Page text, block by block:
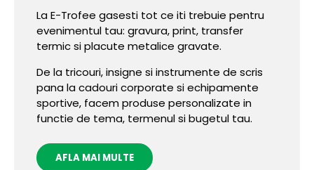
La E-Trofee gasesti tot ce iti trebuie pentru
evenimentul tau: gravura, print, transfer
termic si placute metalice gravate.
De la tricouri, insigne si instrumente de scris
pana la cadouri corporate si echipamente
sportive, facem produse personalizate in
functie de tema, termenul si bugetul tau.
AFLA MAI MULTE